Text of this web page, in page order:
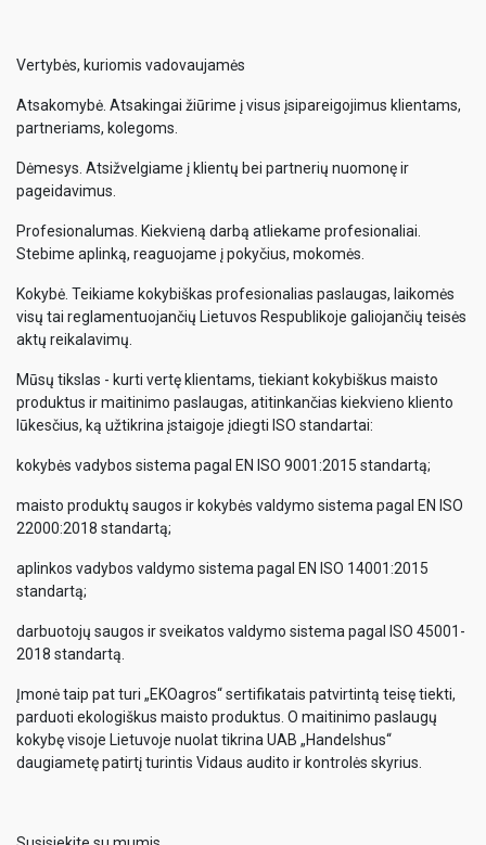
Vertybės, kuriomis vadovaujamės
Atsakomybė. Atsakingai žiūrime į visus įsipareigojimus klientams,
partneriams, kolegoms.
Dėmesys. Atsižvelgiame į klientų bei partnerių nuomonę ir
pageidavimus.
Profesionalumas. Kiekvieną darbą atliekame profesionaliai.
Stebime aplinką, reaguojame į pokyčius, mokomės.
Kokybė. Teikiame kokybiškas profesionalias paslaugas, laikomės
visų tai reglamentuojančių Lietuvos Respublikoje galiojančių teisės
aktų reikalavimų.
Mūsų tikslas - kurti vertę klientams, tiekiant kokybiškus maisto
produktus ir maitinimo paslaugas, atitinkančias kiekvieno kliento
lūkesčius, ką užtikrina įstaigoje įdiegti ISO standartai:
kokybės vadybos sistema pagal EN ISO 9001:2015 standartą;
maisto produktų saugos ir kokybės valdymo sistema pagal EN ISO
22000:2018 standartą;
aplinkos vadybos valdymo sistema pagal EN ISO 14001:2015
standartą;
darbuotojų saugos ir sveikatos valdymo sistema pagal ISO 45001-
2018 standartą.
Įmonė taip pat turi „EKOagros“ sertifikatais patvirtintą teisę tiekti,
parduoti ekologiškus maisto produktus. O maitinimo paslaugų
kokybę visoje Lietuvoje nuolat tikrina UAB „Handelshus“
daugiametę patirtį turintis Vidaus audito ir kontrolės skyrius.